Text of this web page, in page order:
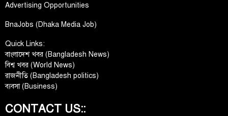
Advertising Opportunities
BnaJobs (Dhaka Media Job)
Quick Links:
বাংলাদেশ খবর (Bangladesh News)
বিশ্ব খবর (World News)
রাজনীতি (Bangladesh politics)
ব্যবসা (Business)
CONTACT US::